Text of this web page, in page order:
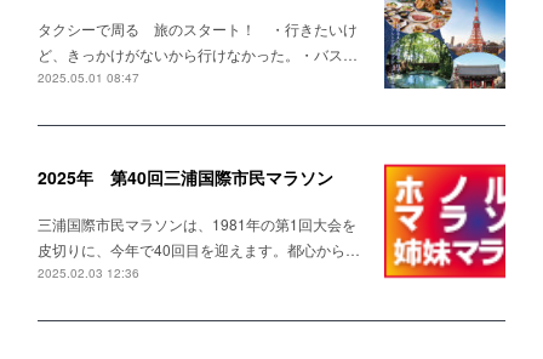
タクシーで周る 旅のスタート！ ・行きたいけ
ど、きっかけがないから行けなかった。・バス…
2025.05.01 08:47
2025年 第40回三浦国際市民マラソン
三浦国際市民マラソンは、1981年の第1回大会を
皮切りに、今年で40回目を迎えます。都心から…
2025.02.03 12:36